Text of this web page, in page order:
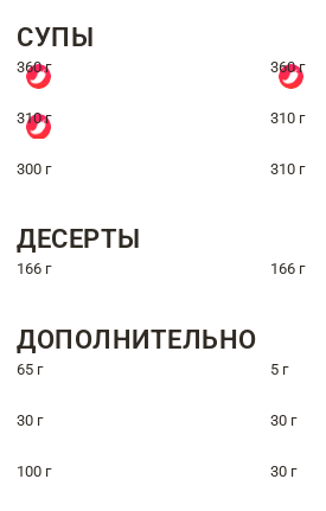
СУПЫ
360 г 360 г
310 г 310 г
300 г 310 г
ДЕСЕРТЫ
166 г 166 г
ДОПОЛНИТЕЛЬНО
65 г 5 г
30 г 30 г
100 г 30 г